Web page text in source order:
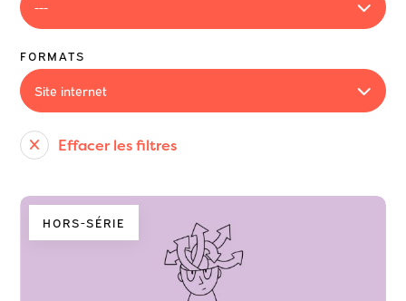
FORMATS
Effacer les filtres
HORS-SÉRIE